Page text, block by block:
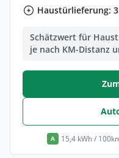
Haustürlieferung:
Schätzwert für
je nach KM-Distanz
A 15,4 kWh /